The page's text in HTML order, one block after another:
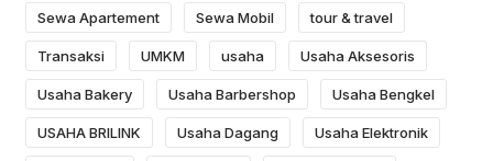
Sewa Apartement Sewa Mobil tour & travel
Transaksi UMKM usaha Usaha Aksesoris
Usaha Bakery Usaha Barbershop Usaha Bengkel
USAHA BRILINK Usaha Dagang Usaha Elektronik